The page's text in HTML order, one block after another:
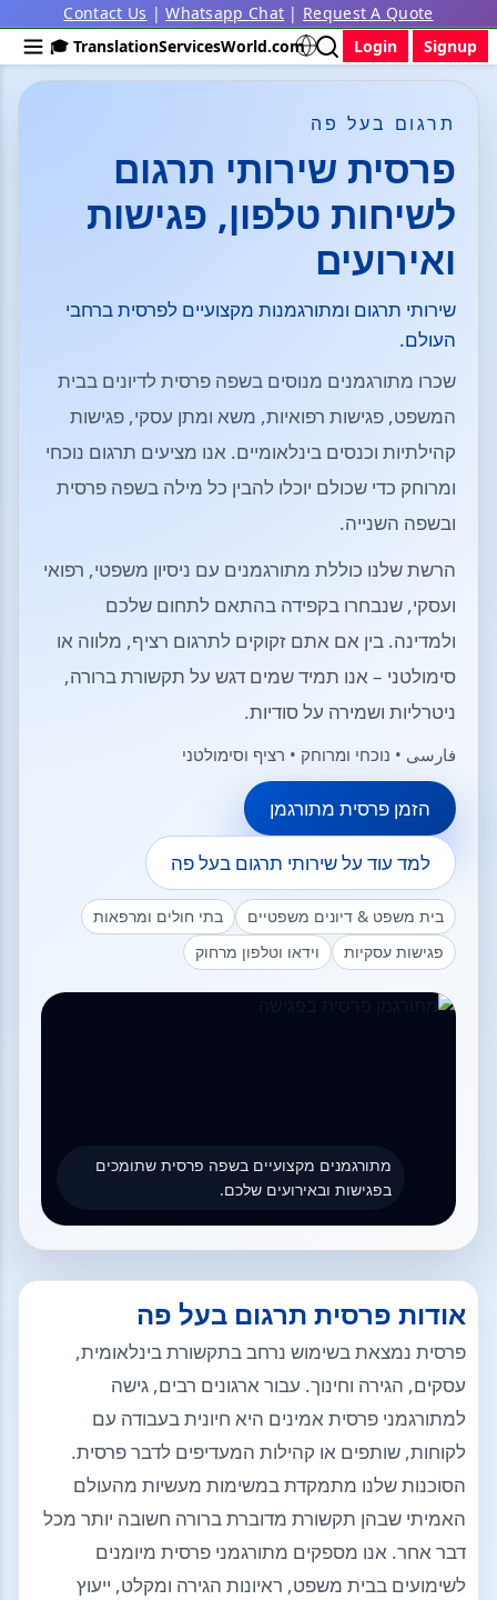
Contact Us |Whatsapp Chat | Request A Quote
🎓 TranslationServicesWorld.com
Login Signup
תרגום בעל פה
פרסית שירותי תרגום
לשיחות טלפון, פגישות
ואירועים
שירותי תרגום ומתורגמנות מקצועיים לפרסית ברחבי
העולם.
שכרו מתורגמנים מנוסים בשפה פרסית לדיונים בבית
המשפט, פגישות רפואיות, משא ומתן עסקי, פגישות
קהילתיות וכנסים בינלאומיים. אנו מציעים תרגום נוכחי
ומרוחק כדי שכולם יוכלו להבין כל מילה בשפה פרסית
ובשפה השנייה.
הרשת שלנו כוללת מתורגמנים עם ניסיון משפטי, רפואי
ועסקי, שנבחרו בקפידה בהתאם לתחום שלכם
ולמדינה. בין אם אתם זקוקים לתרגום רציף, מלווה או
סימולטני – אנו תמיד שמים דגש על תקשורת ברורה,
ניטרליות ושמירה על סודיות.
فارسی • נוכחי ומרוחק • רציף וסימולטני
הזמן פרסית מתורגמן
למד עוד על שירותי תרגום בעל פה
בית משפט & דיונים משפטיים
בתי חולים ומרפאות
פגישות עסקיות
וידאו וטלפון מרחוק
מתורגמנים מקצועיים בשפה פרסית שתומכים
בפגישות ובאירועים שלכם.
אודות פרסית תרגום בעל פה
פרסית נמצאת בשימוש נרחב בתקשורת בינלאומית,
עסקים, הגירה וחינוך. עבור ארגונים רבים, גישה
למתורגמני פרסית אמינים היא חיונית בעבודה עם
לקוחות, שותפים או קהילות המעדיפים לדבר פרסית.
הסוכנות שלנו מתמקדת במשימות מעשיות מהעולם
האמיתי שבהן תקשורת מדוברת ברורה חשובה יותר מכל
דבר אחר. אנו מספקים מתורגמני פרסית מיומנים
לשימועים בבית משפט, ראיונות הגירה ומקלט, ייעוץ